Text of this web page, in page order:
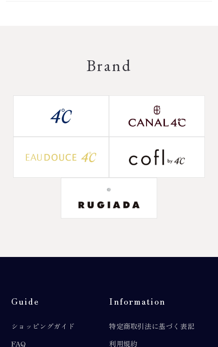
Brand
Guide
ショッピングガイド
FAQ
Information
特定商取引法に基づく表記
利用規約